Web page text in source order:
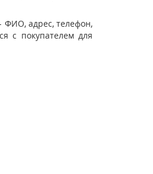
ФИО, адрес, телефон,
с покупателем для